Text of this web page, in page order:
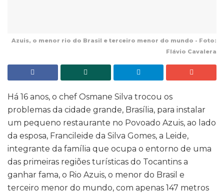
Azuis, o menor rio do Brasil e terceiro menor do mundo - Foto:
Flávio Cavalera
Há 16 anos, o chef Osmane Silva trocou os
problemas da cidade grande, Brasília, para instalar
um pequeno restaurante no Povoado Azuis, ao lado
da esposa, Francileide da Silva Gomes, a Leide,
integrante da família que ocupa o entorno de uma
das primeiras regiões turísticas do Tocantins a
ganhar fama, o Rio Azuis, o menor do Brasil e
terceiro menor do mundo, com apenas 147 metros